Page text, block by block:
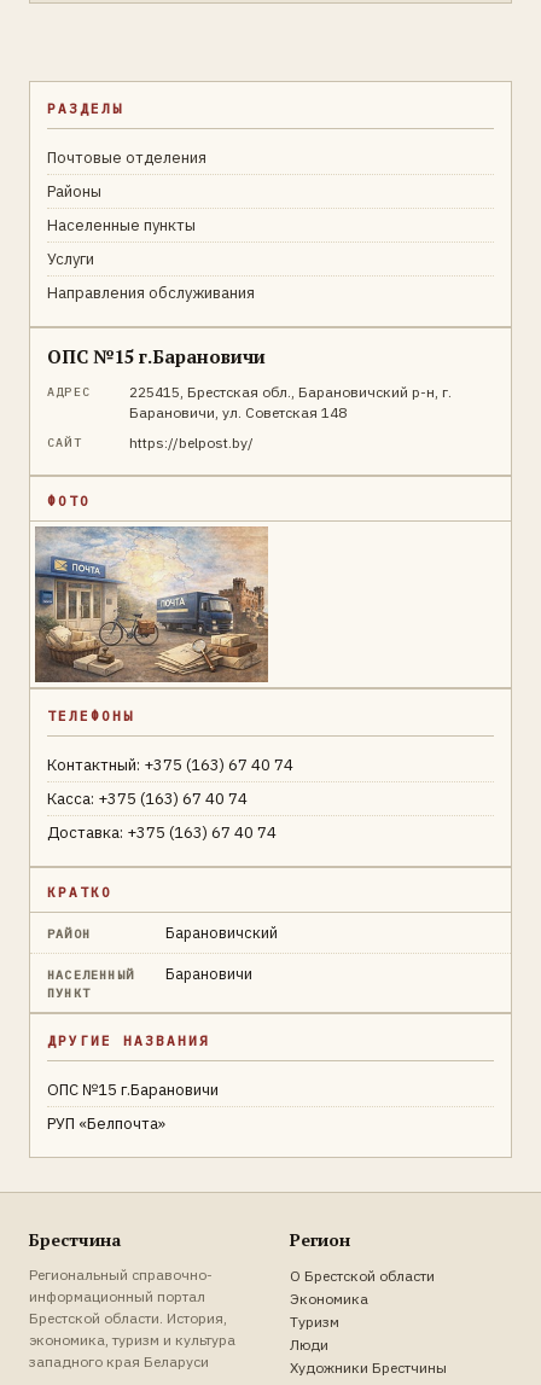
РАЗДЕЛЫ
Почтовые отделения
Районы
Населенные пункты
Услуги
Направления обслуживания
ОПС №15 г.Барановичи
АДРЕС
225415, Брестская обл., Барановичский р-н, г.
Барановичи, ул. Советская 148
САЙТ https://belpost.by/
ФОТО
ТЕЛЕФОНЫ
Контактный: +375 (163) 67 40 74
Касса: +375 (163) 67 40 74
Доставка: +375 (163) 67 40 74
КРАТКО
РАЙОН Барановичский
НАСЕЛЕННЫЙ
ПУНКТ
Барановичи
ДРУГИЕ НАЗВАНИЯ
ОПС №15 г.Барановичи
РУП «Белпочта»
Брестчина
Региональный справочно-
информационный портал
Брестской области. История,
экономика, туризм и культура
западного края Беларуси
Регион
О Брестской области
Экономика
Туризм
Люди
Художники Брестчины